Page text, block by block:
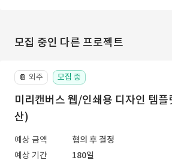
모집 중인 다른 프로젝트
📔 외주 모집 중
미리캔버스 웹/인쇄용 디자인 템플
산)
예상 금액
협의 후 결정
예상 기간
180일